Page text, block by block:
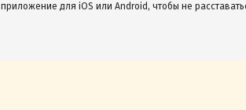
для iOS или Android, чтобы не